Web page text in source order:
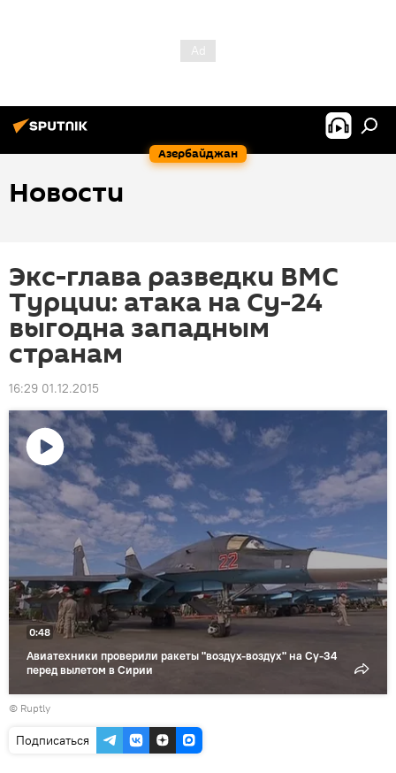
Азербайджан
Новости
Экс-глава разведки ВМС
Турции: атака на Су-24
выгодна западным
странам
16:29 01.12.2015
Воспроизвести
видео
Авиатехники проверили ракеты "воздух-воздух" на Су-34
перед вылетом в Сирии
0:48
© Ruptly
Подписаться